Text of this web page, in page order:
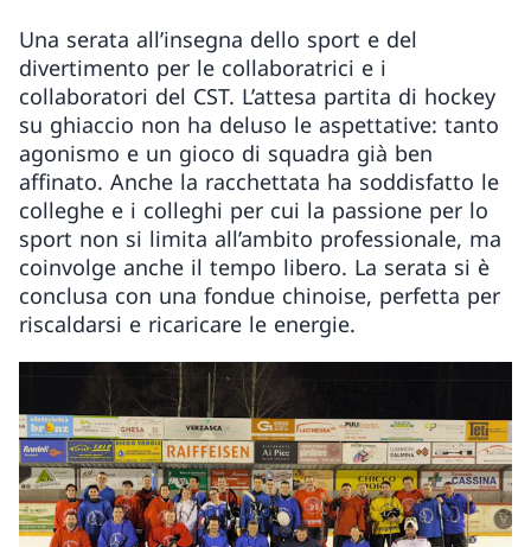
Una serata all’insegna dello sport e del
divertimento per le collaboratrici e i
collaboratori del CST. L’attesa partita di hockey
su ghiaccio non ha deluso le aspettative: tanto
agonismo e un gioco di squadra già ben
affinato. Anche la racchettata ha soddisfatto le
colleghe e i colleghi per cui la passione per lo
sport non si limita all’ambito professionale, ma
coinvolge anche il tempo libero. La serata si è
conclusa con una fondue chinoise, perfetta per
riscaldarsi e ricaricare le energie.